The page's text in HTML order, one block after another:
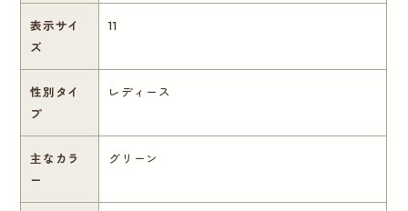
表示サイ
ズ
11
性別タイ
プ
レディース
主なカラ
ー
グリーン